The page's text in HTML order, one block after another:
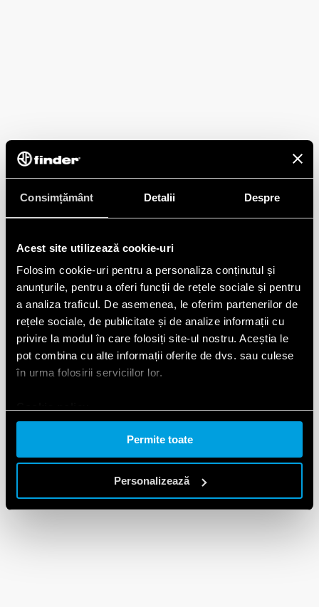
Consimțământ Detalii Despre
Acest site utilizează cookie-uri
Folosim cookie-uri pentru a personaliza conținutul și
anunțurile, pentru a oferi funcții de rețele sociale și pentru
a analiza traficul. De asemenea, le oferim partenerilor de
rețele sociale, de publicitate și de analize informații cu
privire la modul în care folosiți site-ul nostru. Aceștia le
pot combina cu alte informații oferite de dvs. sau culese
în urma folosirii serviciilor lor.
Permite toate
Personalizează